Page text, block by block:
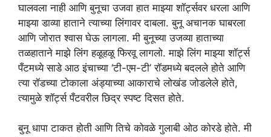
घालवला नाही आणि बुनूचा उजवा हात माझ्या शॉर्ट्सवर धरला आणि
माझ्या डाव्या हाताने त्याच्या लिंगावर दाबला. बुनू अचानक घाबरला
आणि जोरात श्वास घेऊ लागला. मी बुनूच्या उजव्या हाताच्या
तळहाताने माझे लिंग हळूहळू फिरवू लागलो. माझे लिंग माझ्या शॉर्ट्स
पँटमध्ये साडे आठ इंचाच्या ‘टी-एम-टी’ रॉडमध्ये बदलले होते आणि
त्या रॉडच्या टोकाला अंड्याच्या आकाराचे लोखंड जोडलेले होते,
त्यामुळे शॉर्ट्स पँटवरील छिद्र स्पष्ट दिसत होते.
बुनू धापा टाकत होती आणि तिचे कोवळे गुलाबी ओठ कोरडे होते. मी